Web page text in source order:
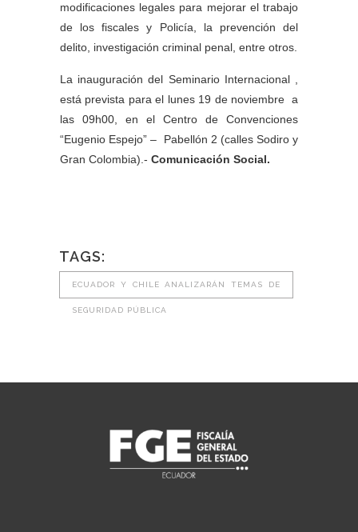
modificaciones legales para mejorar el trabajo
de los fiscales y Policía, la prevención del
delito, investigación criminal penal, entre otros.
La inauguración del Seminario Internacional ,
está prevista para el lunes 19 de noviembre a
las 09h00, en el Centro de Convenciones
“Eugenio Espejo” – Pabellón 2 (calles Sodiro y
Gran Colombia).- Comunicación Social.
TAGS:
ECUADOR Y CHILE ANALIZARÁN TEMAS DE
SEGURIDAD PÚBLICA